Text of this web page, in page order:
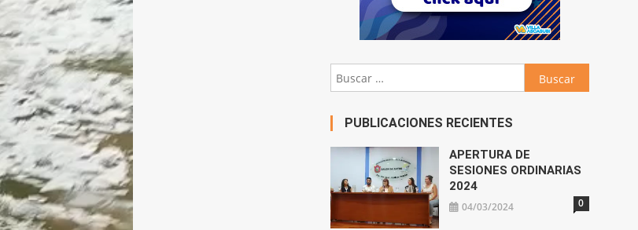
Buscar:
PUBLICACIONES RECIENTES
APERTURA DE
SESIONES ORDINARIAS
2024
04/03/2024 0